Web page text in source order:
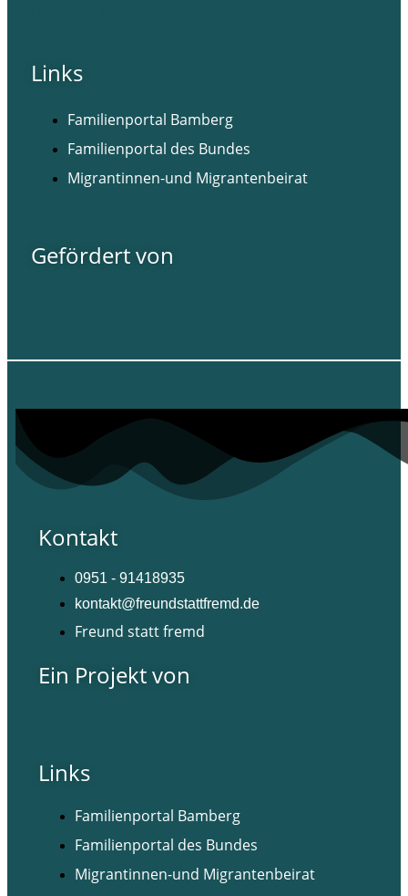
Links
Familienportal Bamberg
Familienportal des Bundes
Migrantinnen-und Migrantenbeirat
Gefördert von
Kontakt
0951 - 91418935
kontakt@freundstattfremd.de
Freund statt fremd
Ein Projekt von
Links
Familienportal Bamberg
Familienportal des Bundes
Migrantinnen-und Migrantenbeirat